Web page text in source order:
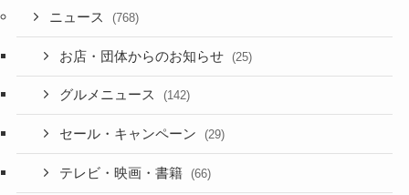
ニュース (768)
お店・団体からのお知らせ (25)
グルメニュース (142)
セール・キャンペーン (29)
テレビ・映画・書籍 (66)